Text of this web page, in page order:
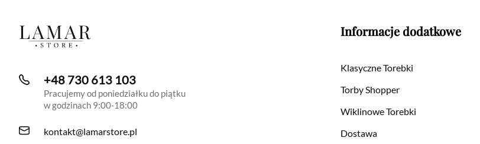
+48 730 613 103
Pracujemy od poniedziałku do piątku
w godzinach 9:00-18:00
kontakt@lamarstore.pl
Informacje dodatkowe
Klasyczne Torebki
Torby Shopper
Wiklinowe Torebki
Dostawa